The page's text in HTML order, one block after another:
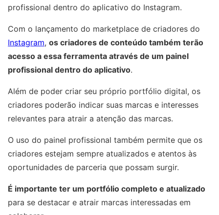
profissional dentro do aplicativo do Instagram.
Com o lançamento do marketplace de criadores do
Instagram, os criadores de conteúdo também terão
acesso a essa ferramenta através de um painel
profissional dentro do aplicativo.
Além de poder criar seu próprio portfólio digital, os
criadores poderão indicar suas marcas e interesses
relevantes para atrair a atenção das marcas.
O uso do painel profissional também permite que os
criadores estejam sempre atualizados e atentos às
oportunidades de parceria que possam surgir.
É importante ter um portfólio completo e atualizado
para se destacar e atrair marcas interessadas em